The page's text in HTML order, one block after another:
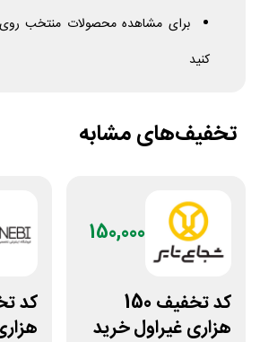
برای مشاهده محصولات منتخب
کنید
تخفیف‌های مشابه
150,000
کد تخفیف 150
هزاری غیراول خرید